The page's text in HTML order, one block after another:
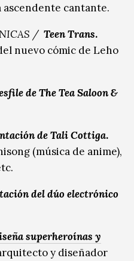
ascendente cantante.
/ Teen Trans.
nuevo cómic de Leho
de The Tea Saloon &
de Tali Cottiga.
(música de anime),
del dúo electrónico
superheroínas y
y diseñador